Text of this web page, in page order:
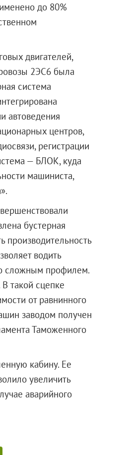
до 80%
двигателей,
2ЭС6 была
система
автоведения
центров,
регистрации
— БЛОК, куда
машиниста,
бустерная
производительность
водить
сложным профилем.
такой сцепке
от равнинного
заводом получен
Таможенного
кабину. Ее
увеличить
аварийного